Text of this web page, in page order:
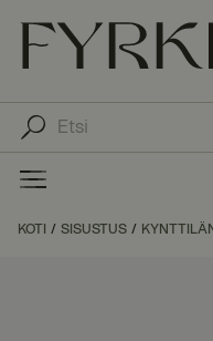
KOTI SISUSTUS